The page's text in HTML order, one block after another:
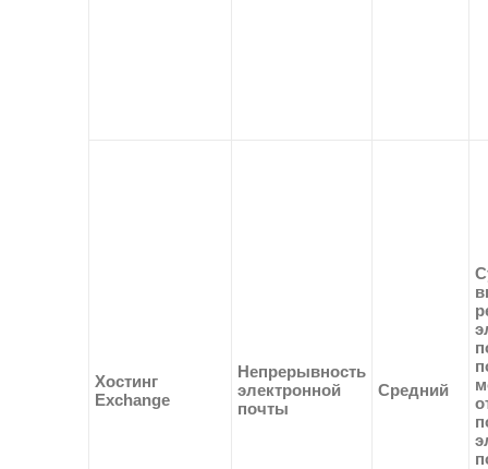
Хостинг
Exchange
Непрерывность
электронной
почты
Средний